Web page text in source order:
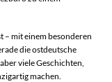
– mit einem besonderen
die ostdeutsche
viele Geschichten,
machen.